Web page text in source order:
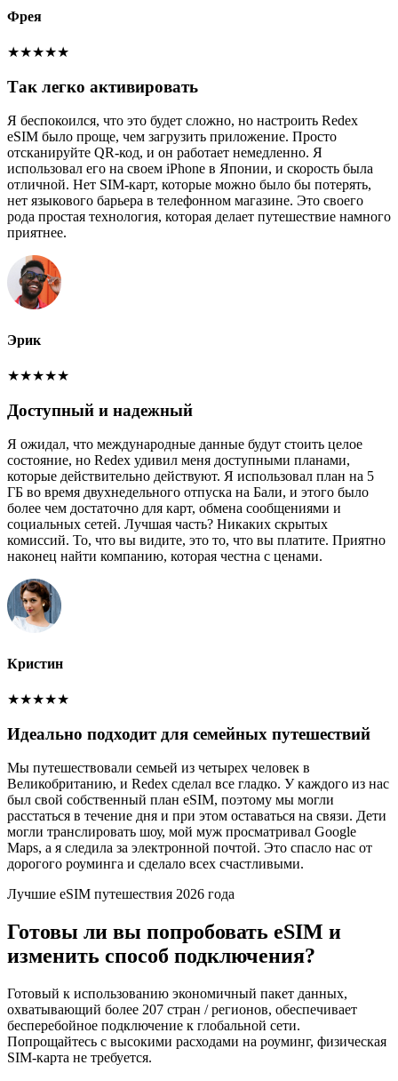
Фрея
★★★★★
Так легко активировать
Я беспокоился, что это будет сложно, но настроить Redex
eSIM было проще, чем загрузить приложение. Просто
отсканируйте QR-код, и он работает немедленно. Я
использовал его на своем iPhone в Японии, и скорость была
отличной. Нет SIM-карт, которые можно было бы потерять,
нет языкового барьера в телефонном магазине. Это своего
рода простая технология, которая делает путешествие намного
приятнее.
Эрик
★★★★★
Доступный и надежный
Я ожидал, что международные данные будут стоить целое
состояние, но Redex удивил меня доступными планами,
которые действительно действуют. Я использовал план на 5
ГБ во время двухнедельного отпуска на Бали, и этого было
более чем достаточно для карт, обмена сообщениями и
социальных сетей. Лучшая часть? Никаких скрытых
комиссий. То, что вы видите, это то, что вы платите. Приятно
наконец найти компанию, которая честна с ценами.
Кристин
★★★★★
Идеально подходит для семейных путешествий
Мы путешествовали семьей из четырех человек в
Великобританию, и Redex сделал все гладко. У каждого из нас
был свой собственный план eSIM, поэтому мы могли
расстаться в течение дня и при этом оставаться на связи. Дети
могли транслировать шоу, мой муж просматривал Google
Maps, а я следила за электронной почтой. Это спасло нас от
дорогого роуминга и сделало всех счастливыми.
Лучшие eSIM путешествия 2026 года
Готовы ли вы попробовать eSIM и
изменить способ подключения?
Готовый к использованию экономичный пакет данных,
охватывающий более 207 стран / регионов, обеспечивает
бесперебойное подключение к глобальной сети.
Попрощайтесь с высокими расходами на роуминг, физическая
SIM-карта не требуется.